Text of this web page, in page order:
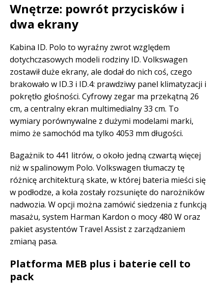
Wnętrze: powrót przycisków i
dwa ekrany
Kabina ID. Polo to wyraźny zwrot względem
dotychczasowych modeli rodziny ID. Volkswagen
zostawił duże ekrany, ale dodał do nich coś, czego
brakowało w ID.3 i ID.4: prawdziwy panel klimatyzacji i
pokrętło głośności. Cyfrowy zegar ma przekątną 26
cm, a centralny ekran multimedialny 33 cm. To
wymiary porównywalne z dużymi modelami marki,
mimo że samochód ma tylko 4053 mm długości.
Bagażnik to 441 litrów, o około jedną czwartą więcej
niż w spalinowym Polo. Volkswagen tłumaczy tę
różnicę architekturą skate, w której bateria mieści się
w podłodze, a koła zostały rozsunięte do narożników
nadwozia. W opcji można zamówić siedzenia z funkcją
masażu, system Harman Kardon o mocy 480 W oraz
pakiet asystentów Travel Assist z zarządzaniem
zmianą pasa.
Platforma MEB plus i baterie cell to
pack